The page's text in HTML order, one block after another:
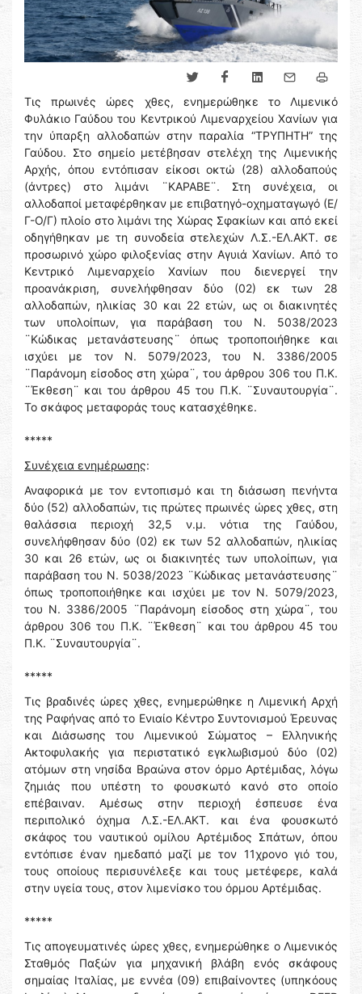
Τις πρωινές ώρες χθες, ενημερώθηκε το Λιμενικό
Φυλάκιο Γαύδου του Κεντρικού Λιμεναρχείου Χανίων για
την ύπαρξη αλλοδαπών στην παραλία “ΤΡΥΠΗΤΗ” της
Γαύδου. Στο σημείο μετέβησαν στελέχη της Λιμενικής
Αρχής, όπου εντόπισαν είκοσι οκτώ (28) αλλοδαπούς
(άντρες) στο λιμάνι ¨ΚΑΡΑΒΕ¨. Στη συνέχεια, οι
αλλοδαποί μεταφέρθηκαν με επιβατηγό-οχηματαγωγό (Ε/
Γ-Ο/Γ) πλοίο στο λιμάνι της Χώρας Σφακίων και από εκεί
οδηγήθηκαν με τη συνοδεία στελεχών Λ.Σ.-ΕΛ.ΑΚΤ. σε
προσωρινό χώρο φιλοξενίας στην Αγυιά Χανίων. Από το
Κεντρικό Λιμεναρχείο Χανίων που διενεργεί την
προανάκριση, συνελήφθησαν δύο (02) εκ των 28
αλλοδαπών, ηλικίας 30 και 22 ετών, ως οι διακινητές
των υπολοίπων, για παράβαση του Ν. 5038/2023
¨Κώδικας μετανάστευσης¨ όπως τροποποιήθηκε και
ισχύει με τον Ν. 5079/2023, του Ν. 3386/2005
¨Παράνομη είσοδος στη χώρα¨, του άρθρου 306 του Π.Κ.
¨Έκθεση¨ και του άρθρου 45 του Π.Κ. ¨Συναυτουργία¨.
Το σκάφος μεταφοράς τους κατασχέθηκε.
*****
Συνέχεια ενημέρωσης:
Αναφορικά με τον εντοπισμό και τη διάσωση πενήντα
δύο (52) αλλοδαπών, τις πρώτες πρωινές ώρες χθες, στη
θαλάσσια περιοχή 32,5 ν.μ. νότια της Γαύδου,
συνελήφθησαν δύο (02) εκ των 52 αλλοδαπών, ηλικίας
30 και 26 ετών, ως οι διακινητές των υπολοίπων, για
παράβαση του Ν. 5038/2023 ¨Κώδικας μετανάστευσης¨
όπως τροποποιήθηκε και ισχύει με τον Ν. 5079/2023,
του Ν. 3386/2005 ¨Παράνομη είσοδος στη χώρα¨, του
άρθρου 306 του Π.Κ. ¨Έκθεση¨ και του άρθρου 45 του
Π.Κ. ¨Συναυτουργία¨.
*****
Τις βραδινές ώρες χθες, ενημερώθηκε η Λιμενική Αρχή
της Ραφήνας από το Ενιαίο Κέντρο Συντονισμού Έρευνας
και Διάσωσης του Λιμενικού Σώματος – Ελληνικής
Ακτοφυλακής για περιστατικό εγκλωβισμού δύο (02)
ατόμων στη νησίδα Βραώνα στον όρμο Αρτέμιδας, λόγω
ζημιάς που υπέστη το φουσκωτό κανό στο οποίο
επέβαιναν. Αμέσως στην περιοχή έσπευσε ένα
περιπολικό όχημα Λ.Σ.-ΕΛ.ΑΚΤ. και ένα φουσκωτό
σκάφος του ναυτικού ομίλου Αρτέμιδος Σπάτων, όπου
εντόπισε έναν ημεδαπό μαζί με τον 11χρονο γιό του,
τους οποίους περισυνέλεξε και τους μετέφερε, καλά
στην υγεία τους, στον λιμενίσκο του όρμου Αρτέμιδας.
*****
Τις απογευματινές ώρες χθες, ενημερώθηκε ο Λιμενικός
Σταθμός Παξών για μηχανική βλάβη ενός σκάφους
σημαίας Ιταλίας, με εννέα (09) επιβαίνοντες (υπηκόους